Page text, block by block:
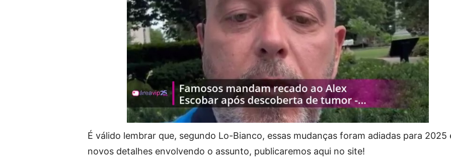
É válido lembrar que, segundo Lo-Bianco, essas mudanças foram adiadas para 2025
novos detalhes envolvendo o assunto, publicaremos aqui no site!